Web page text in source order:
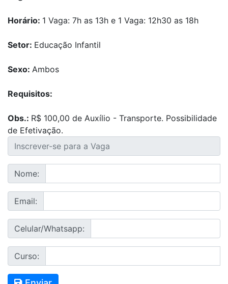
Horário: 1 Vaga: 7h as 13h e 1 Vaga: 12h30 as 18h
Setor: Educação Infantil
Sexo: Ambos
Requisitos:
Obs.: R$ 100,00 de Auxílio - Transporte. Possibilidade
de Efetivação.
Nome:
Email:
Celular/Whatsapp:
Curso: